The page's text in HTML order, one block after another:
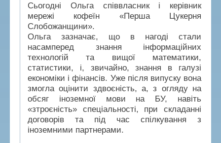
Сьогодні Ольга співвласник і керівник
мережі кофеїн «Перша Цукерня
Слобожанщини».
Ольга зазначає, що в нагоді стали
насамперед знання інформаційних
технологій та вищої математики,
статистики, і, звичайно, знання в галузі
економіки і фінансів. Уже після випуску вона
змогла оцінити здвоєність, а, з огляду на
обсяг іноземної мови на БУ, навіть
«зтроєність» спеціальності, при складанні
договорів та під час спілкування з
іноземними партнерами.